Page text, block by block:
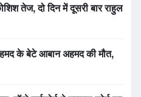
तेज, दो दिन में दूसरी बार राहुल
के बेटे आबान अहमद की मौत,